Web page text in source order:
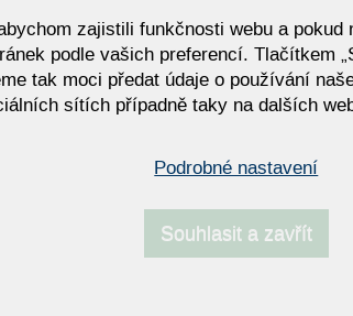
zajistili funkčnosti webu a
podle vašich preferencí. Tlačítkem
tak moci předat údaje o používání
sítích případně taky na dalších
Podrobné nastavení
Souhlasit a zavřít